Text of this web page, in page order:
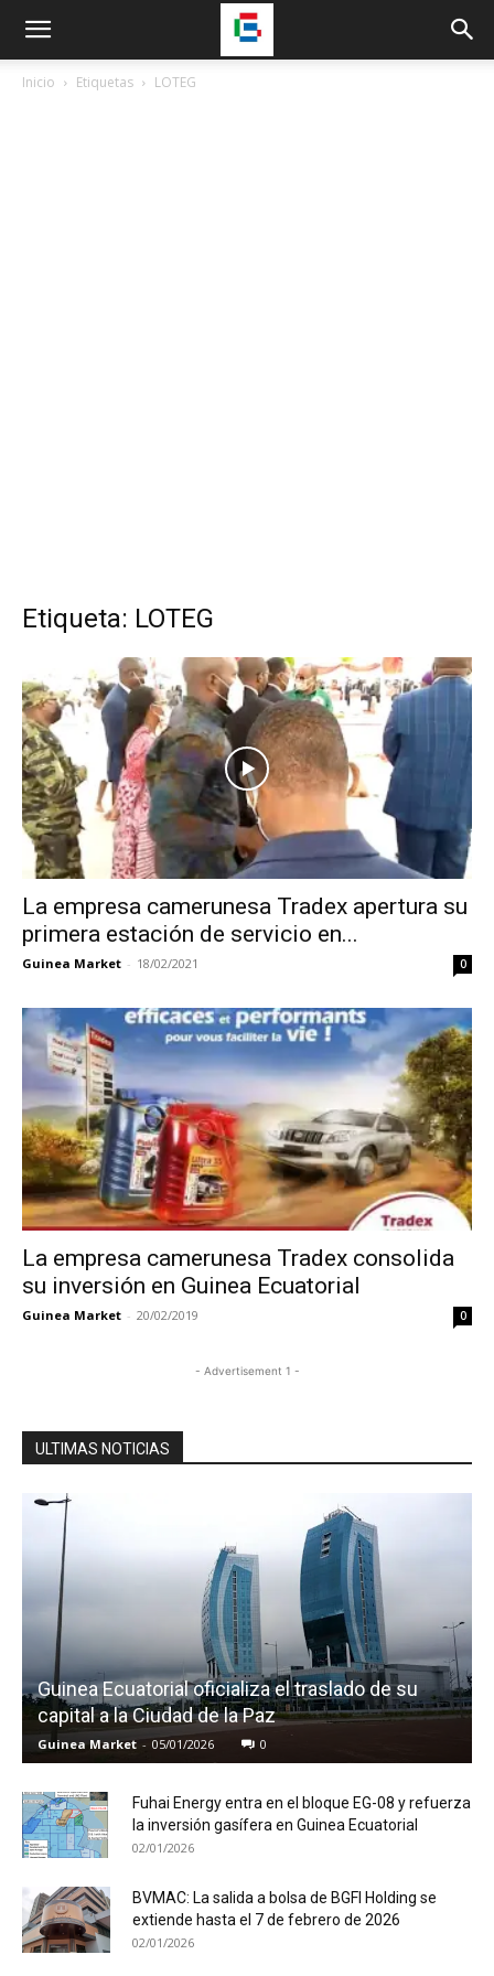
Inicio Etiquetas LOTEG
Etiqueta: LOTEG
La empresa camerunesa Tradex apertura su
primera estación de servicio en...
Guinea Market - 18/02/2021 0
La empresa camerunesa Tradex consolida
su inversión en Guinea Ecuatorial
Guinea Market - 20/02/2019 0
- Advertisement 1 -
ULTIMAS NOTICIAS
Guinea Ecuatorial oficializa el traslado de su
capital a la Ciudad de la Paz
Guinea Market - 05/01/2026 0
Fuhai Energy entra en el bloque EG-08 y refuerza
la inversión gasífera en Guinea Ecuatorial
02/01/2026
BVMAC: La salida a bolsa de BGFI Holding se
extiende hasta el 7 de febrero de 2026
02/01/2026